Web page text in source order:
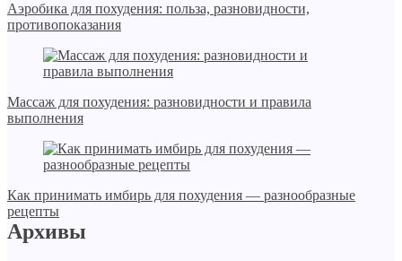
Аэробика для похудения: польза, разновидности,
противопоказания
Массаж для похудения: разновидности и правила
выполнения
Как принимать имбирь для похудения — разнообразные
рецепты
Архивы